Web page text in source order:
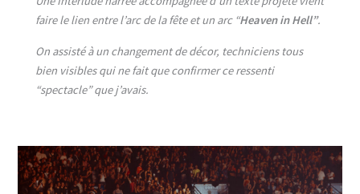
faire le lien entre l’arc de la fête et un arc “Heaven in Hell”.
On assisté à un changement de décor, techniciens tous
bien visibles qui ne fait que confirmer ce ressenti
“spectacle” que j’avais.